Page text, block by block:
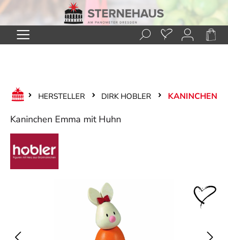
Zum Hauptinhalt springen
HERSTELLER DIRK HOBLER KANINCHEN
Kaninchen Emma mit Huhn
Bildergalerie überspringen